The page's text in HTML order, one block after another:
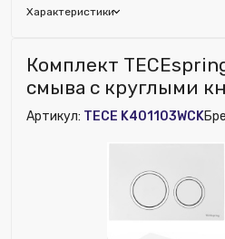
Характеристики
Исключить из публикации
Комплект
смыва с круглыми
бел.глянц./хром
Артикул: TECE K401103WCK